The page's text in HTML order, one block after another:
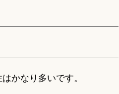
かなり多いです。